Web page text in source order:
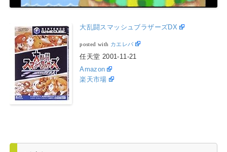
大乱闘スマッシュブラザーズDX
posted with カエレバ
任天堂 2001-11-21
Amazon
楽天市場